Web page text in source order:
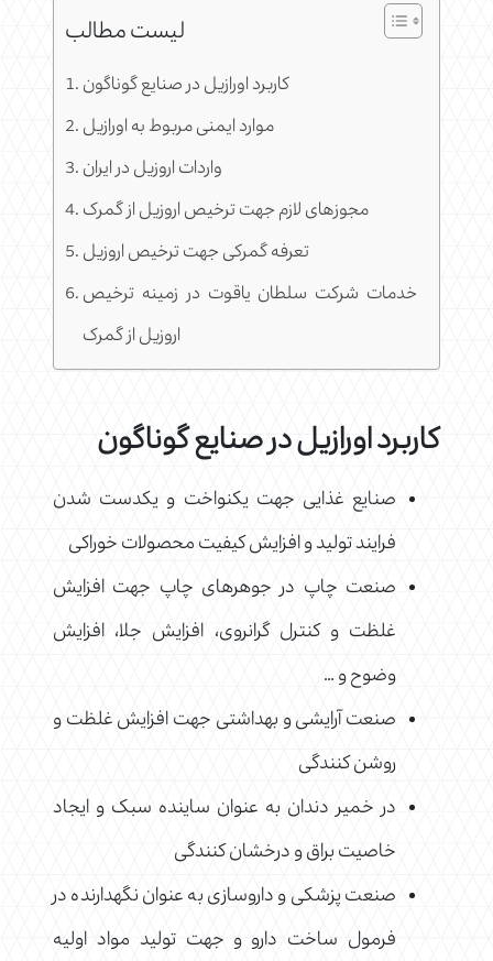
لیست مطالب
کاربرد اورازیل در صنایع گوناگون
موارد ایمنی مربوط به اورازیل
واردات اروزیل در ایران
مجوزهای لازم جهت ترخیص اروزیل از گمرک
تعرفه گمرکی جهت ترخیص اروزیل
خدمات شرکت سلطان یاقوت در زمینه ترخیص
اروزیل از گمرک
کاربرد اورازیل در صنایع گوناگون
صنایع غذایی جهت یکنواخت و یکدست شدن
فرایند تولید و افزایش کیفیت محصولات خوراکی
صنعت چاپ در جوهرهای چاپ جهت افزایش
غلظت و کنترل گرانروی، افزایش جلا، افزایش
وضوح و …
صنعت آرایشی و بهداشتی جهت افزایش غلظت و
روشن کنندگی
در خمیر دندان به عنوان ساینده سبک و ایجاد
خاصیت براق و درخشان کنندگی
صنعت پزشکی و داروسازی به عنوان نگهدارنده در
فرمول ساخت دارو و جهت تولید مواد اولیه